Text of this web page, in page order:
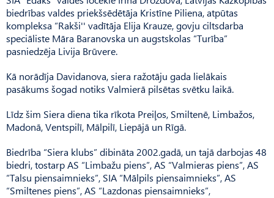
biedrības valdes priekšsēdētāja Kristīne Piliena, atpūtas
kompleksa “Rakši'' vadītāja Elija Krauze, govju ciltsdarba
speciāliste Māra Baranovska un augstskolas “Turība”
pasniedzēja Livija Brūvere.
Kā norādīja Davidanova, siera ražotāju gada lielākais
pasākums šogad notiks Valmierā pilsētas svētku laikā.
Līdz šim Siera diena tika rīkota Preiļos, Smiltenē, Limbažos,
Madonā, Ventspilī, Mālpilī, Liepājā un Rīgā.
Biedrība “Siera klubs” dibināta 2002.gadā, un tajā darbojas 48
biedri, tostarp AS “Limbažu piens”, AS “Valmieras piens”, AS
“Talsu piensaimnieks”, SIA “Mālpils piensaimnieks”, AS
“Smiltenes piens”, AS “Lazdonas piensaimnieks”,